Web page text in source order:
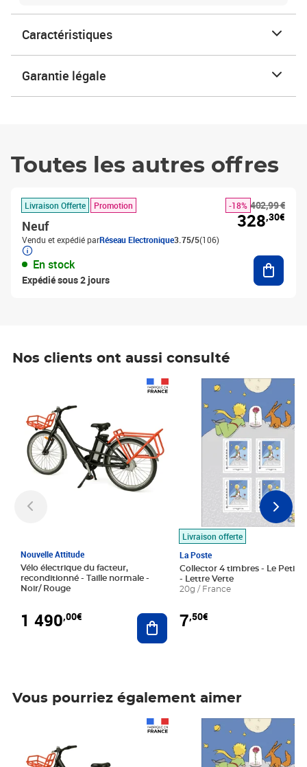
Caractéristiques
Garantie légale
Toutes les autres offres
Livraison Offerte Promotion
Neuf
Vendu et expédié parRéseau Electronique3.75/5(106)
En stock
Expédié sous 2 jours
402,99 €
-18%
328,30€
Nos clients ont aussi consulté
Nouvelle Attitude
Vélo électrique du facteur,
reconditionné - Taille normale -
Noir/ Rouge
1 490,00€ Ajouter au panier
Livraison offerte
La Poste
Collector 4 timbres - Le Petit
- Lettre Verte
20g / France
7,50€
Prix 7,50€
Vous pourriez également aimer
Prix 7,50€